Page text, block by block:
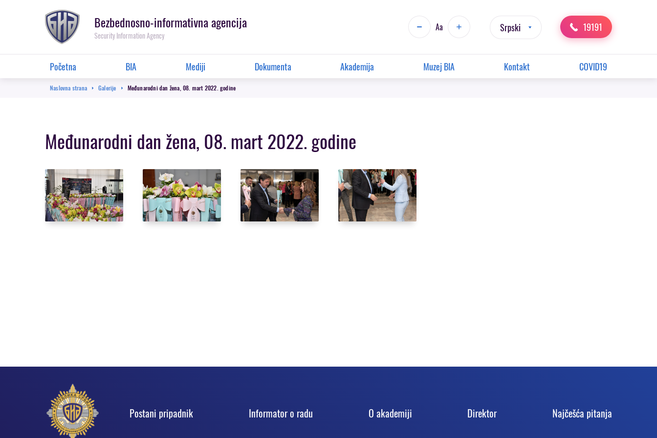
Bezbednosno-informativna agencija
Security Information Agency
Aa Srpski 19191
Glavna
navigacija
Početna BIA Mediji Dokumenta Akademija Muzej BIA Kontakt COVID19
Breadcrumb
Naslovna strana Galerije Međunarodni dan žena, 08. mart 2022. godine
Međunarodni dan žena, 08. mart 2022. godine
Podnožje
Postani pripadnik Informator o radu O akadеmiji Direktor Najčešća pitanja